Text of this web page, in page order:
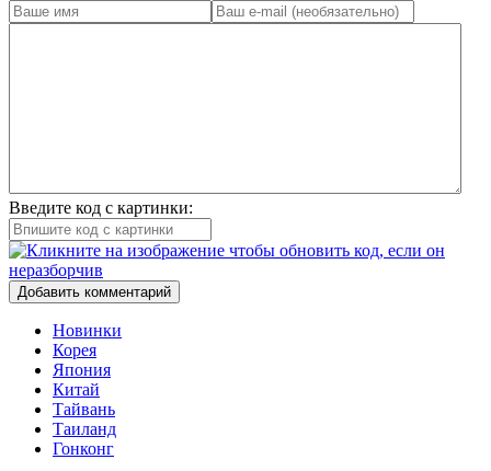
Введите код с картинки:
Добавить комментарий
Новинки
Корея
Япония
Китай
Тайвань
Таиланд
Гонконг